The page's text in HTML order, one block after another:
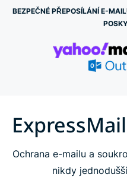
ExpressMailGuard v
Proč ExpressMailGuard?
Co umí
Časté dotazy
BEZPEČNÉ PŘEPOSÍLÁNÍ E-
Ochrana e-mailu a
nikdy